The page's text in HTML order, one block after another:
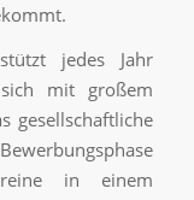
jedes Jahr
mit großem
gesellschaftliche
in einem